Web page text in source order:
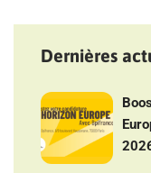
Dernières